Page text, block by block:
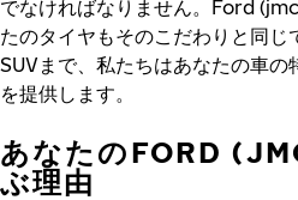
でなければなりません。Ford
たのタイヤもそのこだわりと同
SUVまで、私たちはあなたの車
を提供します。
あなたのFORD
ぶ理由